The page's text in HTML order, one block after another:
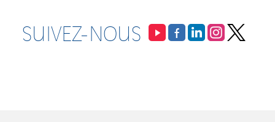
SUIVEZ-NOUS